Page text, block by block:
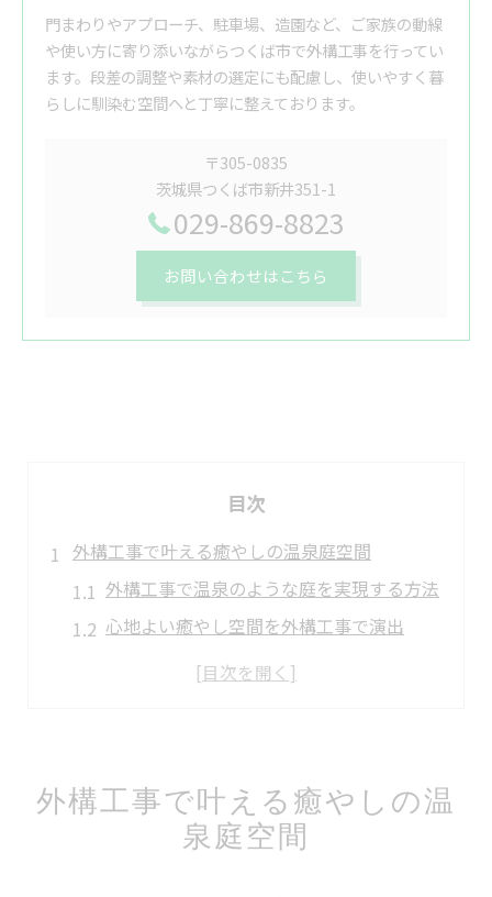
門まわりやアプローチ、駐車場、造園など、ご家族の動線
や使い方に寄り添いながらつくば市で外構工事を行ってい
ます。段差の調整や素材の選定にも配慮し、使いやすく暮
らしに馴染む空間へと丁寧に整えております。
〒305-0835
茨城県つくば市新井351-1
029-869-8823
お問い合わせはこちら
目次
外構工事で叶える癒やしの温泉庭空間
外構工事で温泉のような庭を実現する方法
心地よい癒やし空間を外構工事で演出
温泉気分を味わえる外構工事の工夫
外構工事で温泉気分を楽しむメリット
癒やしを高める外構工事の魅力を解説
外構工事で叶える癒やしの温
泉庭空間